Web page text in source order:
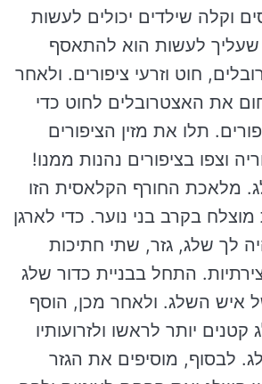
וקלה שילדים יכולים לעשות
שעליך לעשות הוא להתאסף
חוט וזרעי ציפורים. ולאחר
את האצטרובלים לחוט כדי
תלו את מזין הציפורים
וצפו בציפורים נהנות ממנו!
מלאכת החורף הקלאסית הזו
בקרב בני נוער. כדי לארגן
לך שלג, גזר, שתי חתיכות
התחל בבניית כדור שלג
איש השלג. ולאחר מכן, הוסף
קטנים יותר לראשו ולזרועותיו
לבסוף, מוסיפים את הגזר